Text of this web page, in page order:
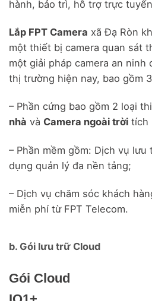
hành, bảo trì, hỗ trợ trực
Lắp FPT Camera xã Đạ Ròn
một thiết bị camera quan sát
một giải pháp camera an
thị trường hiện nay, bao gồm
– Phần cứng bao gồm 2 loại
nhà và Camera ngoài trời tích
– Phần mềm gồm: Dịch vụ lưu
dụng quản lý đa nền tảng;
– Dịch vụ chăm sóc khách
miễn phí từ FPT Telecom.
b. Gói lưu trữ Cloud
Gói Cloud